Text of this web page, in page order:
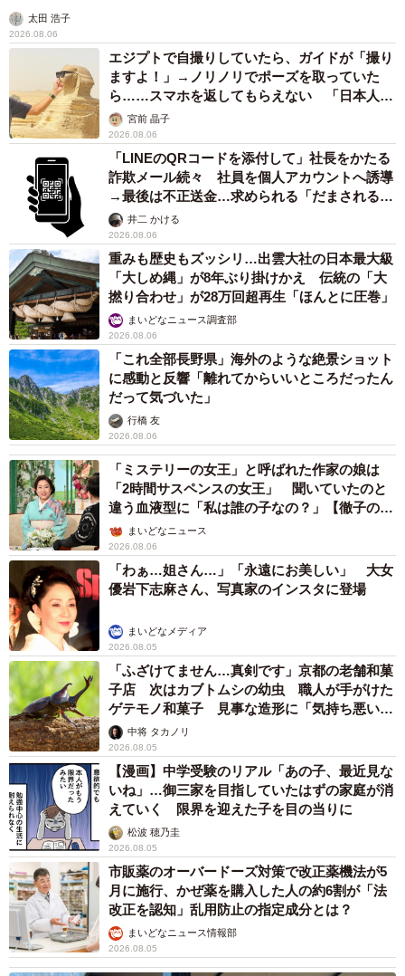
太田 浩子
2026.08.06
エジプトで自撮りしていたら、ガイドが「撮り
ますよ！」→ノリノリでポーズを取っていた
ら……スマホを返してもらえない 「日本人は
カモ代表かも」「私は6時間で3万円払った」
宮前 晶子
2026.08.06
「LINEのQRコードを添付して」社長をかたる
詐欺メール続々 社員を個人アカウントへ誘導
→最後は不正送金…求められる「だまされる前
提」の対策
井二 かける
2026.08.06
重みも歴史もズッシリ…出雲大社の日本最大級
「大しめ縄」が8年ぶり掛けかえ 伝統の「大
撚り合わせ」が28万回超再生「ほんとに圧巻」
まいどなニュース調査部
2026.08.06
「これ全部長野県」海外のような絶景ショット
に感動と反響「離れてからいいところだったん
だって気づいた」
行橋 友
2026.08.06
「ミステリーの女王」と呼ばれた作家の娘は
「2時間サスペンスの女王」 聞いていたのと
違う血液型に「私は誰の子なの？」【徹子の部
屋】まいどなニュース
2026.08.06
「わぁ…姐さん…」「永遠にお美しい」 大女
優岩下志麻さん、写真家のインスタに登場
まいどなメディア
2026.08.05
「ふざけてません…真剣です」京都の老舗和菓
子店 次はカブトムシの幼虫 職人が手がけた
ゲテモノ和菓子 見事な造形に「気持ち悪いく
らいリアル」
中将 タカノリ
2026.08.05
【漫画】中学受験のリアル「あの子、最近見な
いね」…御三家を目指していたはずの家庭が消
えていく 限界を迎えた子を目の当りに
松波 穂乃圭
2026.08.05
市販薬のオーバードーズ対策で改正薬機法が5
月に施行、かぜ薬を購入した人の約6割が「法
改正を認知」乱用防止の指定成分とは？
まいどなニュース情報部
2026.08.05